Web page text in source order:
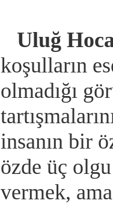
Uluğ
koşulların
olmadığı
insanın bir
özde üç
vermek,